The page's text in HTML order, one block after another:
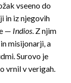
vseeno do
in iz njegovih
— Indios. Z njim
misijonarji, a
Surovo je
vrnil v verigah.